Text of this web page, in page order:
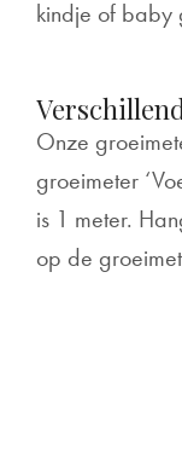
kindje of baby
Onze
groeimeter
is 1 meter.
op de